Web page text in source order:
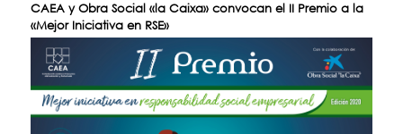
CAEA y Obra Social «la Caixa» convocan el II Premio a la
«Mejor Iniciativa en RSE»